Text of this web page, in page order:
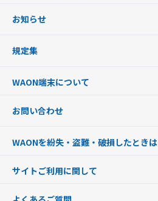
フードバンク応援WAON
ご当地WAON
G.G WAON
WAONカード・WAONカードプラス
モバイルWAON
提携WAONカード
お知らせ
規定集
WAON端末について
WAONネットステーション
新型WAONステーション
WAONチャージャーmini
お問い合わせ
WAONを紛失・盗難・破損したときは
WAONカードの拾得について
サイトご利用に関して